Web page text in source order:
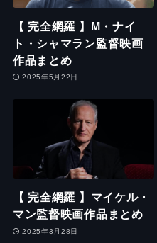
【 完全網羅 】M・ナイ
ト・シャマラン監督映画
作品まとめ
2025年5月22日
【 完全網羅 】マイケル・
マン監督映画作品まとめ
2025年3月28日